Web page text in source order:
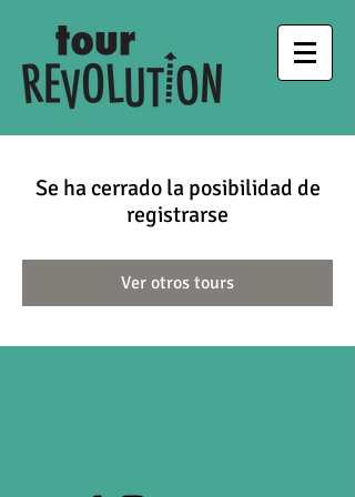
Se ha cerrado la posibilidad de
registrarse
Ver otros tours